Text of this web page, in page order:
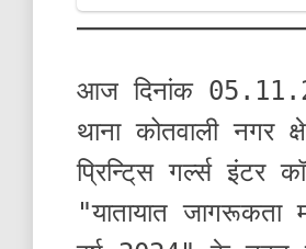
आज दिनांक
थाना कोतवाली नगर
प्रिन्टि्स गर्ल्स इंटर
"यातायात जागरूकता